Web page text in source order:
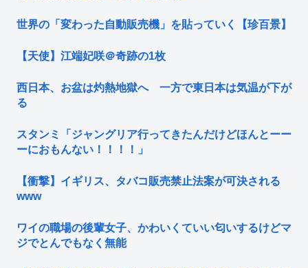
世界の「変わった自動販売機」を貼っていく【珍百景】
【天使】江端妃咲＠奇跡の1枚
西日本、お盆は灼熱地獄へ 一方で東日本は気温が下が
る
スタンミ「ジャングリア行ってきたんだけどほんとーー
ーにおもんない！！！！」
【衝撃】イギリス、タバコ販売禁止法案が可決される
www
ワイの職場の後輩女子、かわいくていい匂いするけどマ
ジでとんでもなく無能